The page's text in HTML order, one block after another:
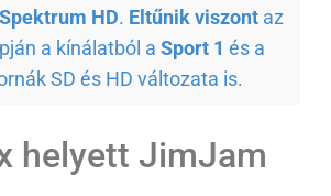
Spektrum HD. Eltűnik viszont az
a kínálatból a Sport 1 és a
SD és HD változata is.
helyett JimJam